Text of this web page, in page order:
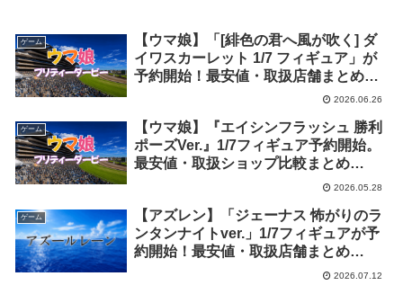
ゲーム
【ウマ娘】「[緋色の君へ風が吹く] ダ
イワスカーレット 1/7 フィギュア」が
予約開始！最安値・取扱店舗まとめ
2026.06.26
ゲーム
【ウマ娘】『エイシンフラッシュ 勝利
ポーズVer.』1/7フィギュア予約開始。
最安値・取扱ショップ比較まとめ
2026.05.28
ゲーム
【アズレン】「ジェーナス 怖がりのラ
ンタンナイトver.」1/7フィギュアが予
約開始！最安値・取扱店舗まとめ
2026.07.12